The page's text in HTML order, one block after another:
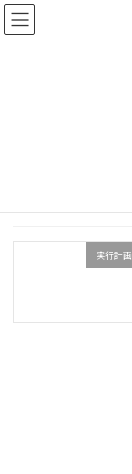
コ
ン
ナ
ビ
実行計画